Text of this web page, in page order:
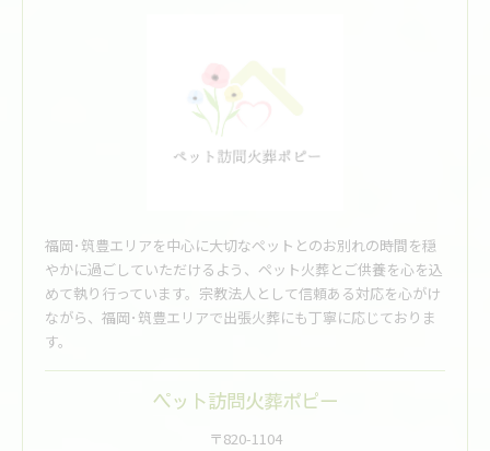
福岡･筑豊エリアを中心に大切なペットとのお別れの時間を穏
やかに過ごしていただけるよう、ペット火葬とご供養を心を込
めて執り行っています。宗教法人として信頼ある対応を心がけ
ながら、福岡･筑豊エリアで出張火葬にも丁寧に応じておりま
す。
ペット訪問火葬ポピー
〒820-1104